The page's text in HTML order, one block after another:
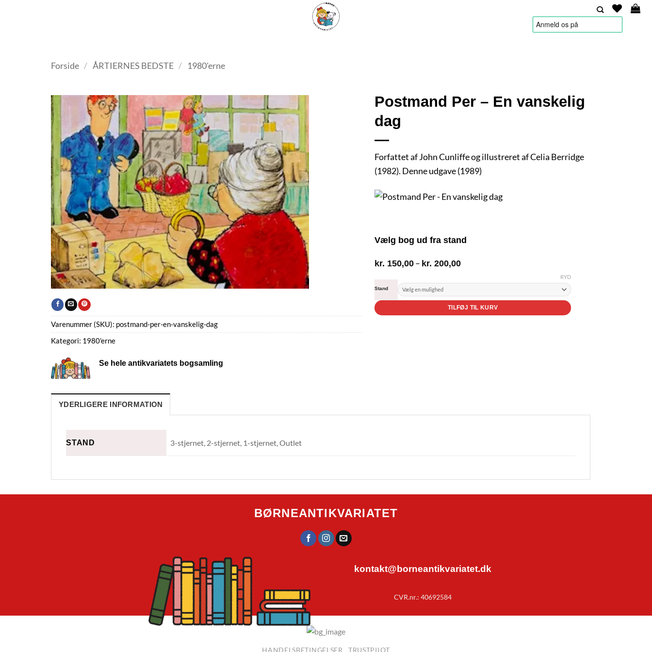
Forside / ÅRTIERNES BEDSTE / 1980'erne
Tilføj
som
favorit
Varenummer (SKU): postmand-per-en-vanskelig-dag
Kategori: 1980'erne
Se hele antikvariatets bogsamling
Postmand Per – En vanskelig
dag
Forfattet af John Cunliffe og illustreret af Celia Berridge
(1982). Denne udgave (1989)
Vælg bog ud fra stand
kr. 150,00– kr. 200,00Prisinterval:
Stand
RYD
TILFØJ TIL KURV
YDERLIGERE INFORMATION
STAND 3-stjernet, 2-stjernet, 1-stjernet, Outlet
BØRNEANTIKVARIATET
kontakt@borneantikvariatet.dk
CVR.nr.: 40692584
HANDELSBETINGELSER TRUSTPILOT